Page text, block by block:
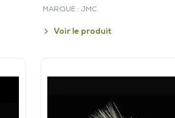
MARQUE : JMC
Voir le produit